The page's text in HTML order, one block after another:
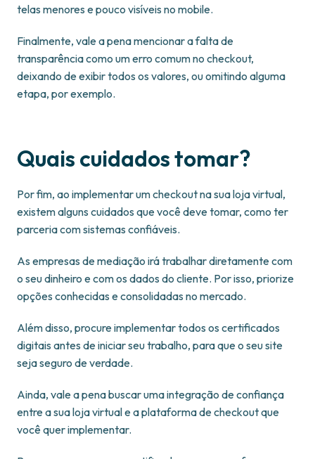
telas menores e pouco visíveis no mobile.
Finalmente, vale a pena mencionar a falta de
transparência como um erro comum no checkout,
deixando de exibir todos os valores, ou omitindo alguma
etapa, por exemplo.
Quais cuidados tomar?
Por fim, ao implementar um checkout na sua loja virtual,
existem alguns cuidados que você deve tomar, como ter
parceria com sistemas confiáveis.
As empresas de mediação irá trabalhar diretamente com
o seu dinheiro e com os dados do cliente. Por isso, priorize
opções conhecidas e consolidadas no mercado.
Além disso, procure implementar todos os certificados
digitais antes de iniciar seu trabalho, para que o seu site
seja seguro de verdade.
Ainda, vale a pena buscar uma integração de confiança
entre a sua loja virtual e a plataforma de checkout que
você quer implementar.